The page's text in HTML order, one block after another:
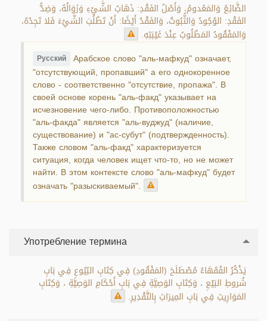
الضَّائِعُ وَالمَعْدومُ، وَأَصْلُ الفَقْدِ: ذَهَابُ الشَّيْءِ وَزَوَالُهُ، وَضِدُّ
الفَقْدِ: الوُجُودُ وَالثُّبُوتُ، وَالفَقْدُ أَيْضًا: أَنْ تَطْلُبَ الشَّيْءَ فَلا تَجِدُهُ،
وَالمَفْقُودُ المَطْلُوبُ عِنْدَ غَيْبَتِهِ.
Русский Арабское слово "аль-мафкуд" означает,
"отсутствующий, пропавший" а его однокоренное
слово - соответственно "отсутствие, пропажа". В
своей основе корень "аль-факд" указывает на
исчезновение чего-либо. Противоположностью
"аль-факда" является "аль-вуджуд" (наличие,
существование) и "ас-субут" (подтвержденность).
Также словом "аль-факд" характеризуется
ситуация, когда человек ищет что-то, но не может
найти. В этом контексте слово "аль-мафкуд" будет
означать "разыскиваемый".
Употребление термина
يَذْكُرُ الفُقَهَاءُ مُصْطَلَحَ (المَفْقُودِ) فِي كِتَابِ البُيُوعِ فِي بَابِ
شُروطِ البَيْعِ ، وَكِتَابِ الوَصِيَّةِ فِي بَابِ أَحْكَامِ الوَصِيَّةِ ، وَكِتَابِ
المَوَارِيثِ فِي بَابِ المِيرَاثِ بِالتَّقْدِيرِ.